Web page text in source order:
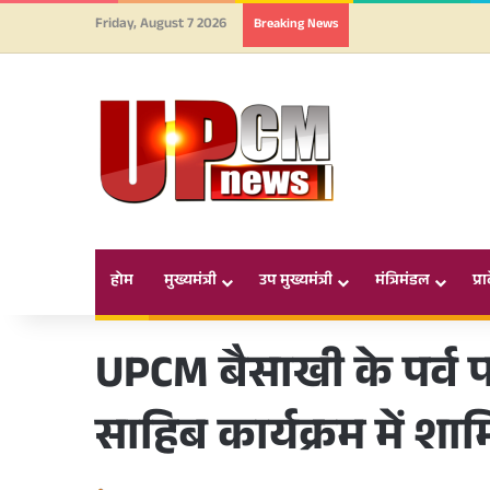
Friday, August 7 2026 Breaking News
होम मुख्यमंत्री उप मुख्यमंत्री मंत्रिमंडल
UPCM बैसाखी के पर्व
साहिब कार्यक्रम में